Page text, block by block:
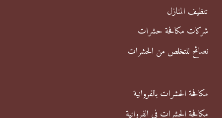
تنظيف المنازل
شركات مكافحة حشرات
نصائح للتخلص من الحشرات
مكافحة الحشرات بالفروانية
مكافحة الحشرات في الفروانية